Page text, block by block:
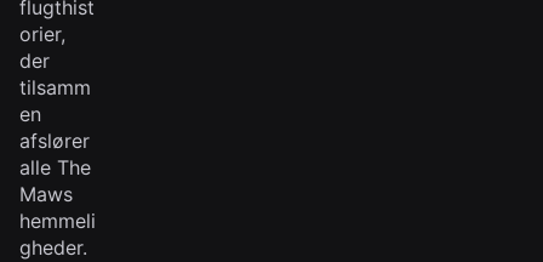
flugthist
orier,
der
tilsamm
en
afslører
alle The
Maws
hemmeli
gheder.